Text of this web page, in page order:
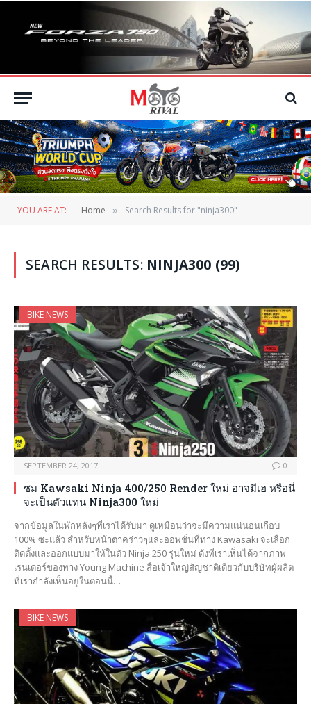
YOU ARE AT: Home » Search Results for "ninja300"
SEARCH RESULTS: NINJA300 (99)
BIKE NEWS
SEPTEMBER 24, 2017 0
ชม Kawsaki Ninja 400/250 Render ใหม่ อาจมีเฮ หรือนี่
จะเป็นตัวแทน Ninja300 ใหม่
จากข้อมูลในพักหลังๆที่เราได้รับมา ดูเหมือนว่าจะมีความแน่นอนเกือบ
100% ซะแล้ว สำหรับหน้าตาคร่าวๆและออพชั่นที่ทาง Kawasaki จะเลือก
ติดตั้งและออกแบบมาให้ในตัว Ninja 250 รุ่นใหม่ ดังที่เราเห็นได้จากภาพ
เรนเดอร์ของทาง Young Machine สื่อเจ้าใหญ่สัญชาติเดียวกับบริษัทผู้ผลิต
ที่เรากำลังเห็นอยู่ในตอนนี้…
BIKE NEWS